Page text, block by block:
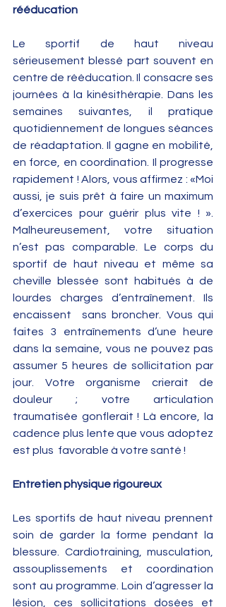
rééducation
Le sportif de haut niveau
sérieusement blessé part souvent en
centre de rééducation. Il consacre ses
journées à la kinésithérapie. Dans les
semaines suivantes, il pratique
quotidiennement de longues séances
de réadaptation. Il gagne en mobilité,
en force, en coordination. Il progresse
rapidement ! Alors, vous affirmez : «Moi
aussi, je suis prêt à faire un maximum
d’exercices pour guérir plus vite ! ».
Malheureusement, votre situation
n’est pas comparable. Le corps du
sportif de haut niveau et même sa
cheville blessée sont habitués à de
lourdes charges d’entraînement. Ils
encaissent  sans broncher. Vous qui
faites 3 entraînements d’une heure
dans la semaine, vous ne pouvez pas
assumer 5 heures de sollicitation par
jour. Votre organisme crierait de
douleur ; votre articulation
traumatisée gonflerait ! Là encore, la
cadence plus lente que vous adoptez
est plus  favorable à votre santé !
Entretien physique rigoureux
Les sportifs de haut niveau prennent
soin de garder la forme pendant la
blessure. Cardiotraining, musculation,
assouplissements et coordination
sont au programme. Loin d’agresser la
lésion, ces sollicitations dosées et